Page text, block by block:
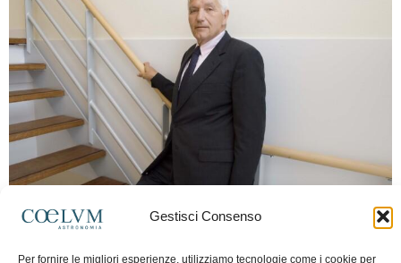
Gestisci Consenso
Per fornire le migliori esperienze, utilizziamo tecnologie come i cookie per
Frida Paolella - 16 Giugno 2026 0
spaziale europea e della missione Planck. Il dialogo ripercorre i principali